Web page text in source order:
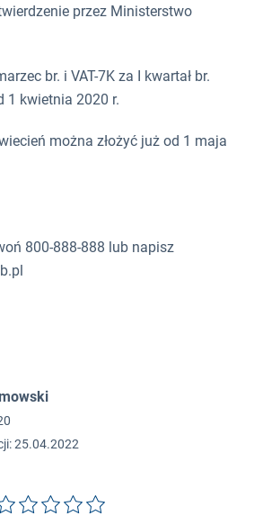
przez Ministerstwo
br. i VAT-7K za I kwartał br.
1 kwietnia 2020 r.
można złożyć już od 1 maja
800-888-888 lub napisz
25.04.2022